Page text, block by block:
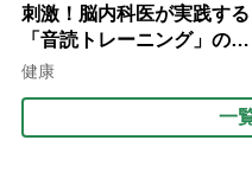
刺激！脳内科医が実践する
「音読トレーニング」の極
意
健康
一